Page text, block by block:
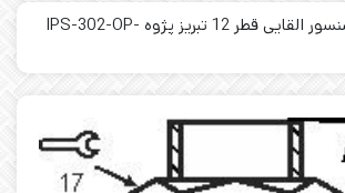
سنسور القایی قطر 12 تبریز پژوه IPS-302-OP-